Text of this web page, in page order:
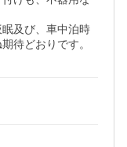
及び、車中泊時
待どおりです。